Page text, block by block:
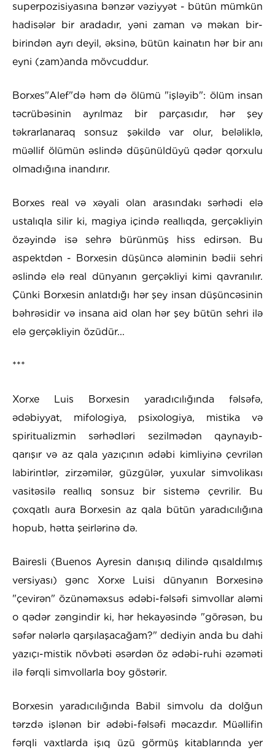
superpozisiyasına bənzər vəziyyət - bütün mümkün
hadisələr bir aradadır, yəni zaman və məkan bir-
birindən ayrı deyil, əksinə, bütün kainatın hər bir anı
eyni (zam)anda mövcuddur.
Borxes"Alef"də həm də ölümü "işləyib": ölüm insan
təcrübəsinin ayrılmaz bir parçasıdır, hər şey
təkrarlanaraq sonsuz şəkildə var olur, beləliklə,
müəllif ölümün əslində düşünüldüyü qədər qorxulu
olmadığına inandırır.
Borxes real və xəyali olan arasındakı sərhədi elə
ustalıqla silir ki, magiya içində reallıqda, gerçəkliyin
özəyində isə sehrə bürünmüş hiss edirsən. Bu
aspektdən - Borxesin düşüncə aləminin bədii sehri
əslində elə real dünyanın gerçəkliyi kimi qavranılır.
Çünki Borxesin anlatdığı hər şey insan düşüncəsinin
bəhrəsidir və insana aid olan hər şey bütün sehri ilə
elə gerçəkliyin özüdür...
***
Xorxe Luis Borxesin yaradıcılığında fəlsəfə,
ədəbiyyat, mifologiya, psixologiya, mistika və
spiritualizmin sərhədləri sezilmədən qaynayıb-
qarışır və az qala yazıçının ədəbi kimliyinə çevrilən
labirintlər, zirzəmilər, güzgülər, yuxular simvolikası
vasitəsilə reallıq sonsuz bir sistemə çevrilir. Bu
çoxqatlı aura Borxesin az qala bütün yaradıcılığına
hopub, hətta şeirlərinə də.
Bairesli (Buenos Ayresin danışıq dilində qısaldılmış
versiyası) gənc Xorxe Luisi dünyanın Borxesinə
"çevirən" özünəməxsus ədəbi-fəlsəfi simvollar aləmi
o qədər zəngindir ki, hər hekayəsində "görəsən, bu
səfər nələrlə qarşılaşacağam?" dediyin anda bu dahi
yazıçı-mistik növbəti əsərdən öz ədəbi-ruhi əzəməti
ilə fərqli simvollarla boy göstərir.
Borxesin yaradıcılığında Babil simvolu da dolğun
tərzdə işlənən bir ədəbi-fəlsəfi məcazdır. Müəllifin
fərqli vaxtlarda işıq üzü görmüş kitablarında yer